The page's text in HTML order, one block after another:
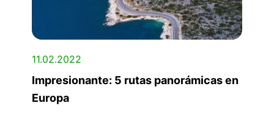
11.02.2022
Impresionante: 5 rutas panorámicas en
Europa